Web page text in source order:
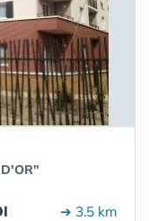
D'OR"
➔ 3.5 km